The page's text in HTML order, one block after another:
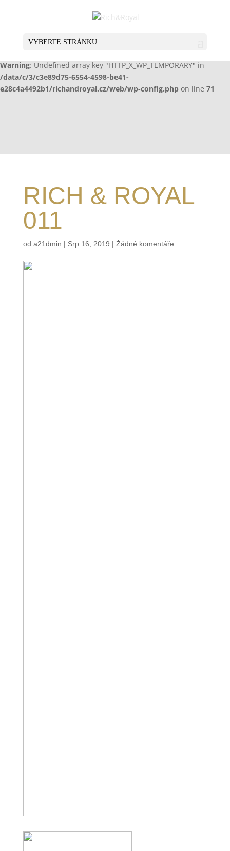
: Undefined array key "HTTP_X_WP_TEMPORARY" in
e28c4a4492b1/richandroyal.cz/web/wp-config.php
Warning: Undefined array key "HTTP_X_WP_TEMPORARY" in
/data/c/3/c3e89d75-6554-4598-be41-
e28c4a4492b1/richandroyal.cz/web/wp-config.php on line 71
VYBERTE STRÁNKU
RICH & ROYAL
011
od a21dmin | Srp 16, 2019 | Žádné komentáře